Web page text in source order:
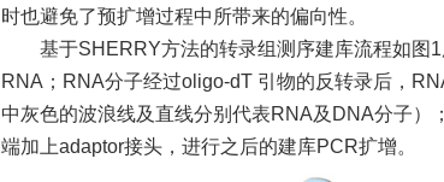
时也避免了预扩增过程中所带来的偏向性。
基于SHERRY方法的转录组测序建库流程如图1
RNA；RNA分子经过oligo-dT 引物的反转录后，
中灰色的波浪线及直线分别代表RNA及DNA分子）
端加上adaptor接头，进行之后的建库PCR扩增。